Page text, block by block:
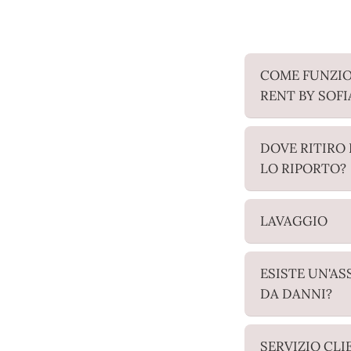
COME
RENT BY
DOVE RITIRO
LO RIPORTO?
LAVAGGIO
ESISTE
DA DANNI?
SERVIZIO